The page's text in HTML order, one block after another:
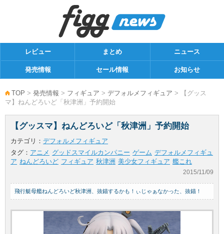
レビュー まとめ ニュース
発売情報 セール情報 お知らせ
TOP > 発売情報 > フィギュア > デフォルメフィギュア > 【グッス
マ】ねんどろいど「秋津洲」予約開始
【グッスマ】ねんどろいど「秋津洲」予約開始
カテゴリ： デフォルメフィギュア
タグ： アニメ グッドスマイルカンパニー ゲーム デフォルメフィギュ
ア ねんどろいど フィギュア 秋津洲 美少女フィギュア 艦これ
2015/11/09
飛行艇母艦ねんどろいど秋津洲、抜錨するかも！ぃじゃぁなかった、抜錨！